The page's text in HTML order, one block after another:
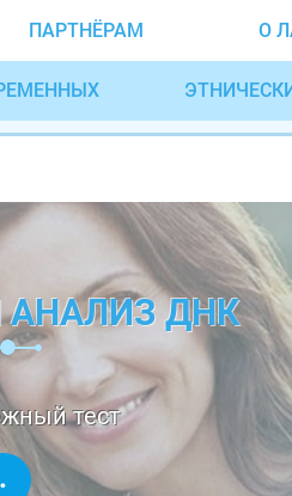
ПАРТНЁРАМ О
ДНК
тест